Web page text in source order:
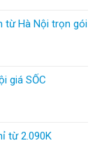
từ Hà Nội trọn gói
giá SỐC
từ 2.090K